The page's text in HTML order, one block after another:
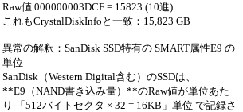
Raw値 000000003DCF = 15823 (10進)
これもCrystalDiskInfoと一致：15,823 GB
異常の解釈：SanDisk SSD特有の SMART属性E9 の
単位
SanDisk（Western Digital含む）のSSDは、
**E9（NAND書き込み量）**のRaw値が単位あた
り 「512バイトセクタ × 32 = 16KB」単位 で記録さ